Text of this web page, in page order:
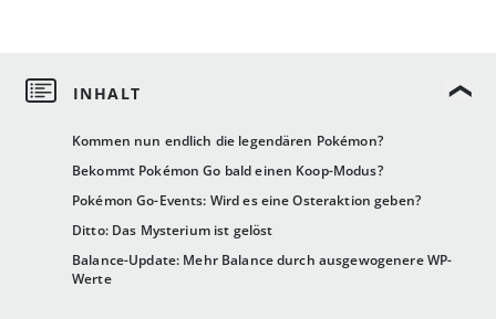
Kommen nun endlich die legendären Pokémon?
Bekommt Pokémon Go bald einen Koop-Modus?
Pokémon Go-Events: Wird es eine Osteraktion geben?
Ditto: Das Mysterium ist gelöst
Balance-Update: Mehr Balance durch ausgewogenere WP-
Werte